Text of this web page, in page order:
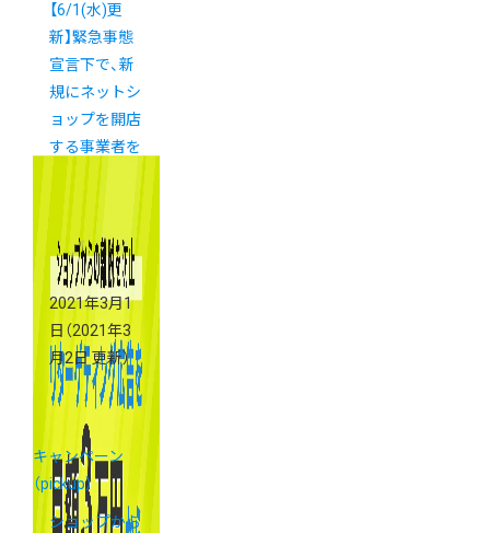
【6/1(水)更
新】緊急事態
宣言下で、新
規にネットシ
ョップを開店
する事業者を
支援いたしま
す
2021年3月1
日 （2021年3
月2日 更新）
キャンペーン
（pickup）
ショップから